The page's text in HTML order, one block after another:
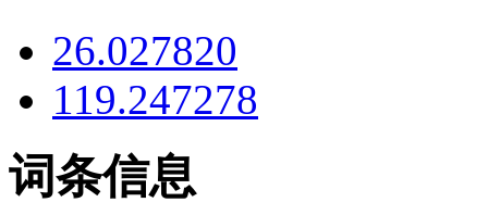
26.027820
119.247278
词条信息